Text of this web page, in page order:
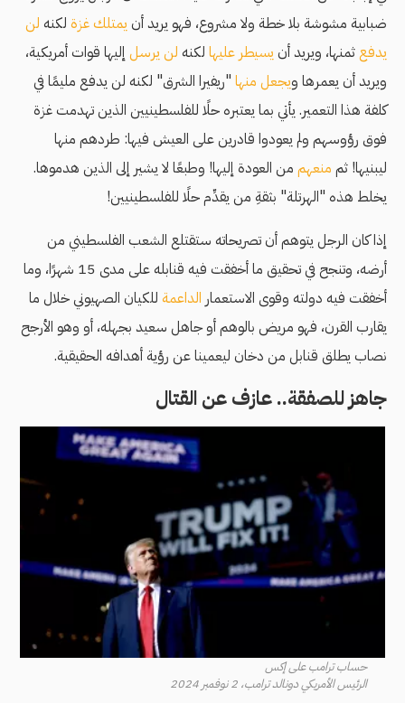
ضبابية مشوشة بلا خطة ولا مشروع، فهو يريد أن يمتلك غزة لكنه لن
يدفعثمنها، ويريد أن يسيطر عليها لكنه لن يرسل إليها قوات أمريكية،
ويريد أن يعمرها ويجعل منها "ريفيرا الشرق" لكنه لن يدفع مليمًا في
كلفة هذا التعمير. يأتي بما يعتبره حلًا للفلسطينيين الذين تهدمت غزة
فوق رؤوسهم ولم يعودوا قادرين على العيش فيها: طردهم منها
ليبنيها! ثم منعهم من العودة إليها! وطبعًا لا يشير إلى الذين هدموها.
يخلط هذه "الهرتلة" بثقةِ من يقدِّم حلًا للفلسطينيين!
إذا كان الرجل يتوهم أن تصريحاته ستقتلع الشعب الفلسطيني من
أرضه، وتنجح في تحقيق ما أخفقت فيه قنابله على مدى 15 شهرًا، وما
أخفقت فيه دولته وقوى الاستعمار الداعمة للكيان الصهيوني خلال ما
يقارب القرن، فهو مريض بالوهم أو جاهل سعيد بجهله، أو وهو الأرجح
نصاب يطلق قنابل من دخان ليعمينا عن رؤية أهدافه الحقيقية.
جاهز للصفقة.. عازف عن القتال
حساب ترامب على إكس
الرئيس الأمريكي دونالد ترامب، 2 نوفمبر 2024